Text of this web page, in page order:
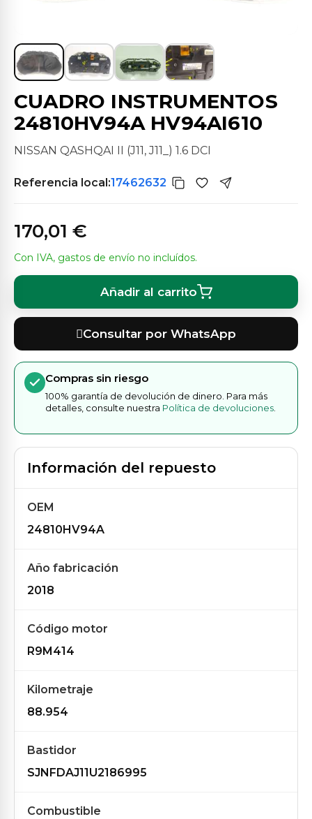
CUADRO INSTRUMENTOS
24810HV94A HV94AI610
NISSAN QASHQAI II (J11, J11_) 1.6 DCI
Referencia local:17462632
170,01 €
Con IVA, gastos de envío no incluídos.
Añadir al carrito
Consultar por WhatsApp
Compras sin riesgo
100% garantía de devolución de dinero. Para más
detalles, consulte nuestra Política de devoluciones
Información del repuesto
OEM
24810HV94A
Año fabricación
2018
Código motor
R9M414
Kilometraje
88.954
Bastidor
SJNFDAJ11U2186995
Combustible